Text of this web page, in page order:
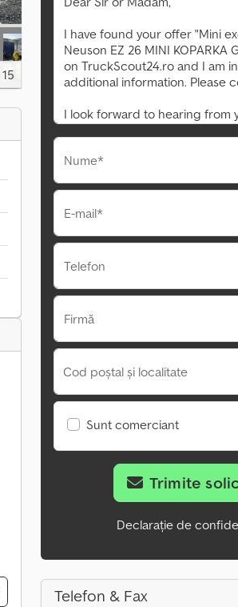
15
Nume*
E-mail*
Telefon
Firmă
Cod poștal și localitate
Sunt comerciant
Trimite
Declarație de
Telefon & Fax